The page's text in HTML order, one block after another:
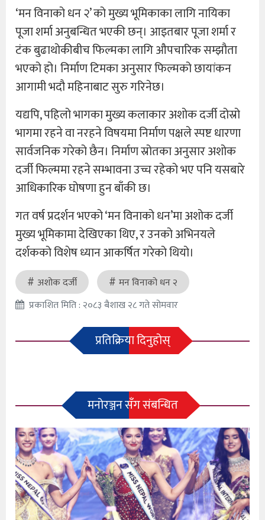
‘मन विनाको धन २’ को मुख्य भूमिकाका लागि नायिका
पूजा शर्मा अनुबन्धित भएकी छन्। आइतबार पूजा शर्मा र
टंक बुढाथोकीबीच फिल्मका लागि औपचारिक सम्झौता
भएको हो। निर्माण टिमका अनुसार फिल्मको छायांकन
आगामी भदौ महिनाबाट सुरु गरिनेछ।
यद्यपि, पहिलो भागका मुख्य कलाकार अशोक दर्जी दोस्रो
भागमा रहने वा नरहने विषयमा निर्माण पक्षले स्पष्ट धारणा
सार्वजनिक गरेको छैन। निर्माण स्रोतका अनुसार अशोक
दर्जी फिल्ममा रहने सम्भावना उच्च रहेको भए पनि यसबारे
आधिकारिक घोषणा हुन बाँकी छ।
गत वर्ष प्रदर्शन भएको ‘मन विनाको धन’मा अशोक दर्जी
मुख्य भूमिकामा देखिएका थिए, र उनको अभिनयले
दर्शकको विशेष ध्यान आकर्षित गरेको थियो।
अशोक दर्जी
मन विनाको धन २
प्रकाशित मिति : २०८३ बैशाख २८ गते सोमवार
प्रतिक्रिया दिनुहोस्
मनोरञ्जन सँग संबन्धित